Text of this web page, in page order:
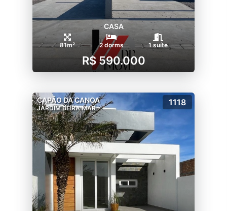
CASA
81m² 2 dorms 1 suíte
R$ 590.000
CAPÃO DA CANOA
JARDIM BEIRA MAR
1118